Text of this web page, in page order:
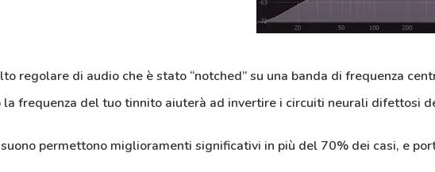
regolare di audio che è stato “notched” su una banda di frequenza
la frequenza del tuo tinnito aiuterà ad invertire i circuiti neurali difettosi
permettono miglioramenti significativi in più del 70% dei casi, e